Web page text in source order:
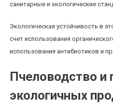
санитарные и экологические
Экологическая устойчивость в
счет использования
использования антибиотиков и
Пчеловодство и
экологичных